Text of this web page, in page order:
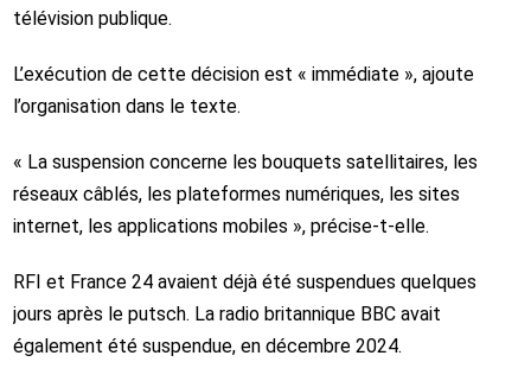
télévision publique.
L’exécution de cette décision est « immédiate », ajoute
l’organisation dans le texte.
« La suspension concerne les bouquets satellitaires, les
réseaux câblés, les plateformes numériques, les sites
internet, les applications mobiles », précise-t-elle.
RFI et France 24 avaient déjà été suspendues quelques
jours après le putsch. La radio britannique BBC avait
également été suspendue, en décembre 2024.